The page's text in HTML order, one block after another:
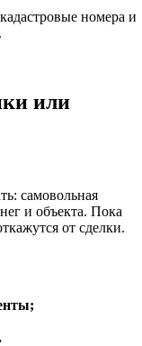
номера и
или
самовольная
и объекта. Пока
от сделки.